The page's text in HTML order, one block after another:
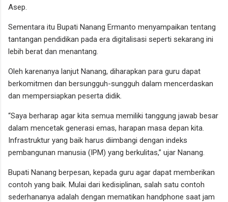
Asep.
Sementara itu Bupati Nanang Ermanto menyampaikan tentang
tantangan pendidikan pada era digitalisasi seperti sekarang ini
lebih berat dan menantang.
Oleh karenanya lanjut Nanang, diharapkan para guru dapat
berkomitmen dan bersungguh-sungguh dalam mencerdaskan
dan mempersiapkan peserta didik.
“Saya berharap agar kita semua memiliki tanggung jawab besar
dalam mencetak generasi emas, harapan masa depan kita.
Infrastruktur yang baik harus diimbangi dengan indeks
pembangunan manusia (IPM) yang berkulitas,” ujar Nanang.
Bupati Nanang berpesan, kepada guru agar dapat memberikan
contoh yang baik. Mulai dari kedisiplinan, salah satu contoh
sederhananya adalah dengan mematikan handphone saat jam